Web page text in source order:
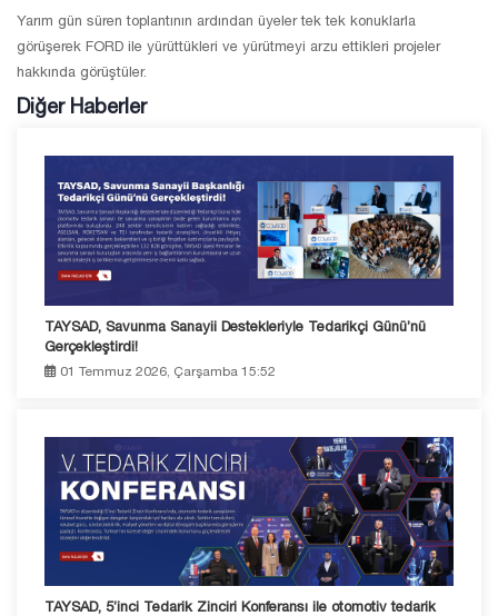
Yarım gün süren toplantının ardından üyeler tek tek konuklarla
görüşerek FORD ile yürüttükleri ve yürütmeyi arzu ettikleri projeler
hakkında görüştüler.
Diğer Haberler
TAYSAD, Savunma Sanayii Destekleriyle Tedarikçi Günü’nü
Gerçekleştirdi!
01 Temmuz 2026, Çarşamba 15:52
TAYSAD, 5’inci Tedarik Zinciri Konferansı ile otomotiv tedarik